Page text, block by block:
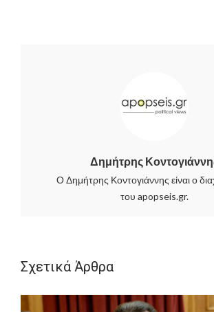
Δημήτρης
Ο Δημήτρης Κοντογιάννης είναι ο
του apopseis.gr.
Σχετικά Άρθρα